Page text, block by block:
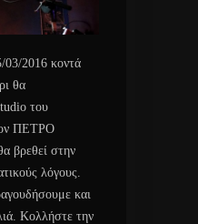
2016 κοντά
θα
του
ΠΕΤΡΟ
στην
λόγους.
και
Κολλήστε την